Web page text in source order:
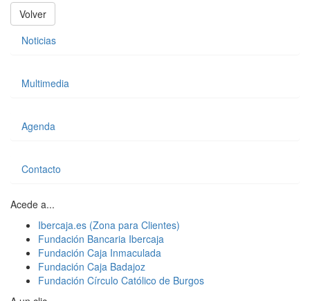
Volver
Noticias
Multimedia
Agenda
Contacto
Acede a...
Ibercaja.es (Zona para Clientes)
Fundación Bancaria Ibercaja
Fundación Caja Inmaculada
Fundación Caja Badajoz
Fundación Círculo Católico de Burgos